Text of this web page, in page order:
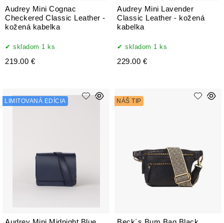
Audrey Mini Cognac
Checkered Classic Leather -
kožená kabelka
skladom 1 ks
219.00 €
Audrey Mini Lavender
Classic Leather - kožená
kabelka
skladom 1 ks
229.00 €
LIMITOVANÁ EDÍCIA NÁŠ TIP